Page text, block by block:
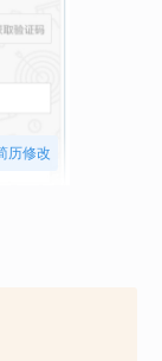
历修改